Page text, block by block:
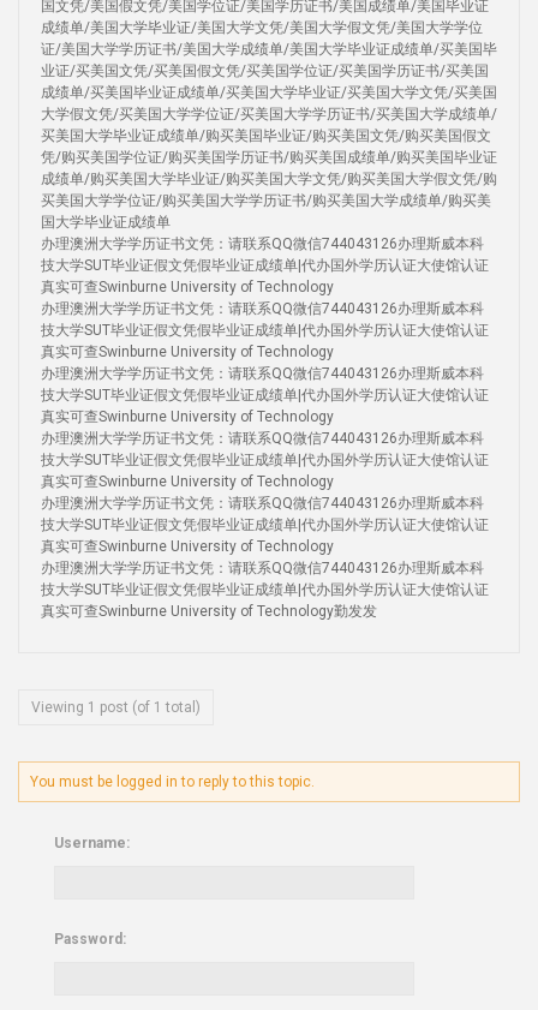
国文凭/美国假文凭/美国学位证/美国学历证书/美国成绩单/美国毕业证
成绩单/美国大学毕业证/美国大学文凭/美国大学假文凭/美国大学学位
证/美国大学学历证书/美国大学成绩单/美国大学毕业证成绩单/买美国毕
业证/买美国文凭/买美国假文凭/买美国学位证/买美国学历证书/买美国
成绩单/买美国毕业证成绩单/买美国大学毕业证/买美国大学文凭/买美国
大学假文凭/买美国大学学位证/买美国大学学历证书/买美国大学成绩单/
买美国大学毕业证成绩单/购买美国毕业证/购买美国文凭/购买美国假文
凭/购买美国学位证/购买美国学历证书/购买美国成绩单/购买美国毕业证
成绩单/购买美国大学毕业证/购买美国大学文凭/购买美国大学假文凭/购
买美国大学学位证/购买美国大学学历证书/购买美国大学成绩单/购买美
国大学毕业证成绩单
办理澳洲大学学历证书文凭：请联系QQ微信744043126办理斯威本科
技大学SUT毕业证假文凭假毕业证成绩单|代办国外学历认证大使馆认证
真实可查Swinburne University of Technology
办理澳洲大学学历证书文凭：请联系QQ微信744043126办理斯威本科
技大学SUT毕业证假文凭假毕业证成绩单|代办国外学历认证大使馆认证
真实可查Swinburne University of Technology
办理澳洲大学学历证书文凭：请联系QQ微信744043126办理斯威本科
技大学SUT毕业证假文凭假毕业证成绩单|代办国外学历认证大使馆认证
真实可查Swinburne University of Technology
办理澳洲大学学历证书文凭：请联系QQ微信744043126办理斯威本科
技大学SUT毕业证假文凭假毕业证成绩单|代办国外学历认证大使馆认证
真实可查Swinburne University of Technology
办理澳洲大学学历证书文凭：请联系QQ微信744043126办理斯威本科
技大学SUT毕业证假文凭假毕业证成绩单|代办国外学历认证大使馆认证
真实可查Swinburne University of Technology
办理澳洲大学学历证书文凭：请联系QQ微信744043126办理斯威本科
技大学SUT毕业证假文凭假毕业证成绩单|代办国外学历认证大使馆认证
真实可查Swinburne University of Technology勤发发
Viewing 1 post (of 1 total)
You must be logged in to reply to this topic.
Username:
Password: